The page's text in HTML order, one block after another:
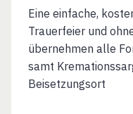
Eine einfache,
Trauerfeier und
übernehmen alle
samt
Beisetzungsort